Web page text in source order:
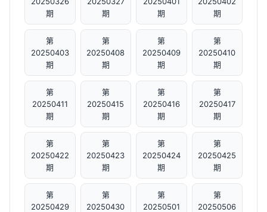
期
期
期
期
第
20250403
期
第
20250408
期
第
20250409
期
第
20250410
期
第
20250411
期
第
20250415
期
第
20250416
期
第
20250417
期
第
20250422
期
第
20250423
期
第
20250424
期
第
20250425
期
第
20250429
第
20250430
第
20250501
第
20250506